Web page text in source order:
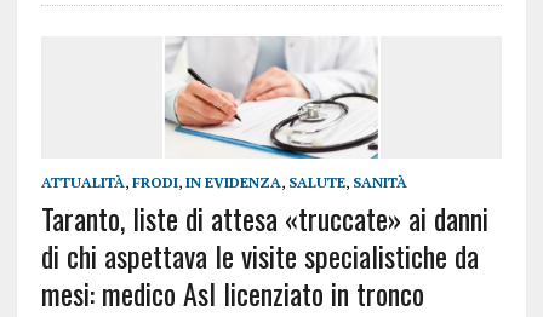
ATTUALITÀ, FRODI, IN EVIDENZA, SALUTE, SANITÀ
Taranto, liste di attesa «truccate» ai danni
di chi aspettava le visite specialistiche da
mesi: medico Asl licenziato in tronco